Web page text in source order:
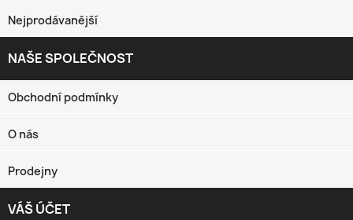
Nejprodávanější
NAŠE SPOLEČNOST
Obchodní podmínky
O nás
Prodejny
VÁŠ ÚČET